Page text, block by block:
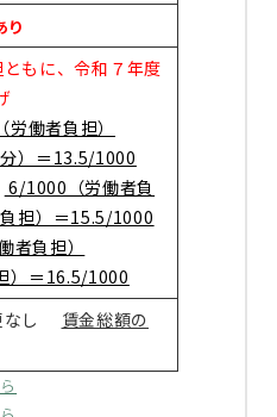
り
もに、令和７年度
働者負担）
）＝13.5/1000
6/1000（労働者負
担）＝15.5/1000
者負担）
）＝16.5/1000
なし 賃金総額の